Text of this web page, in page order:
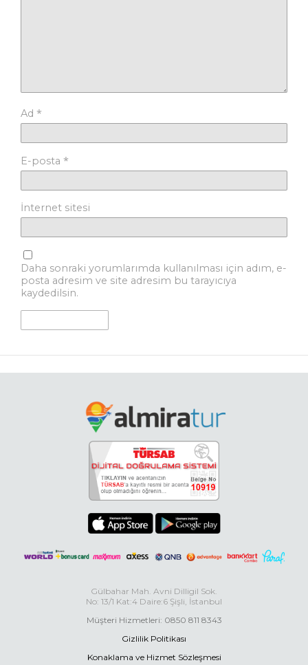
Ad *
E-posta *
İnternet sitesi
Daha sonraki yorumlarımda kullanılması için adım, e-
posta adresim ve site adresim bu tarayıcıya
kaydedilsin.
Gülbahar Mah. Avni Dilligil Sok.
No: 13/1 Kat:4 Daire:6 Şişli, İstanbul
Müşteri Hizmetleri: 0850 811 8343
Gizlilik Politikası
Konaklama ve Hizmet Sözleşmesi